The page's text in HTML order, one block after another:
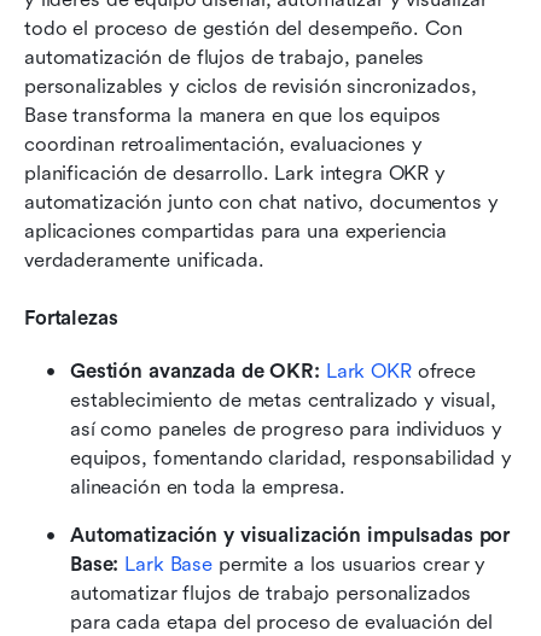
todo el proceso de gestión del desempeño. Con
automatización de flujos de trabajo, paneles
personalizables y ciclos de revisión sincronizados,
Base transforma la manera en que los equipos
coordinan retroalimentación, evaluaciones y
planificación de desarrollo. Lark integra OKR y
automatización junto con chat nativo, documentos y
aplicaciones compartidas para una experiencia
verdaderamente unificada.
Fortalezas
Gestión avanzada de OKR: Lark OKR ofrece
establecimiento de metas centralizado y visual,
así como paneles de progreso para individuos y
equipos, fomentando claridad, responsabilidad y
alineación en toda la empresa.
Automatización y visualización impulsadas por
Base: Lark Base permite a los usuarios crear y
automatizar flujos de trabajo personalizados
para cada etapa del proceso de evaluación del